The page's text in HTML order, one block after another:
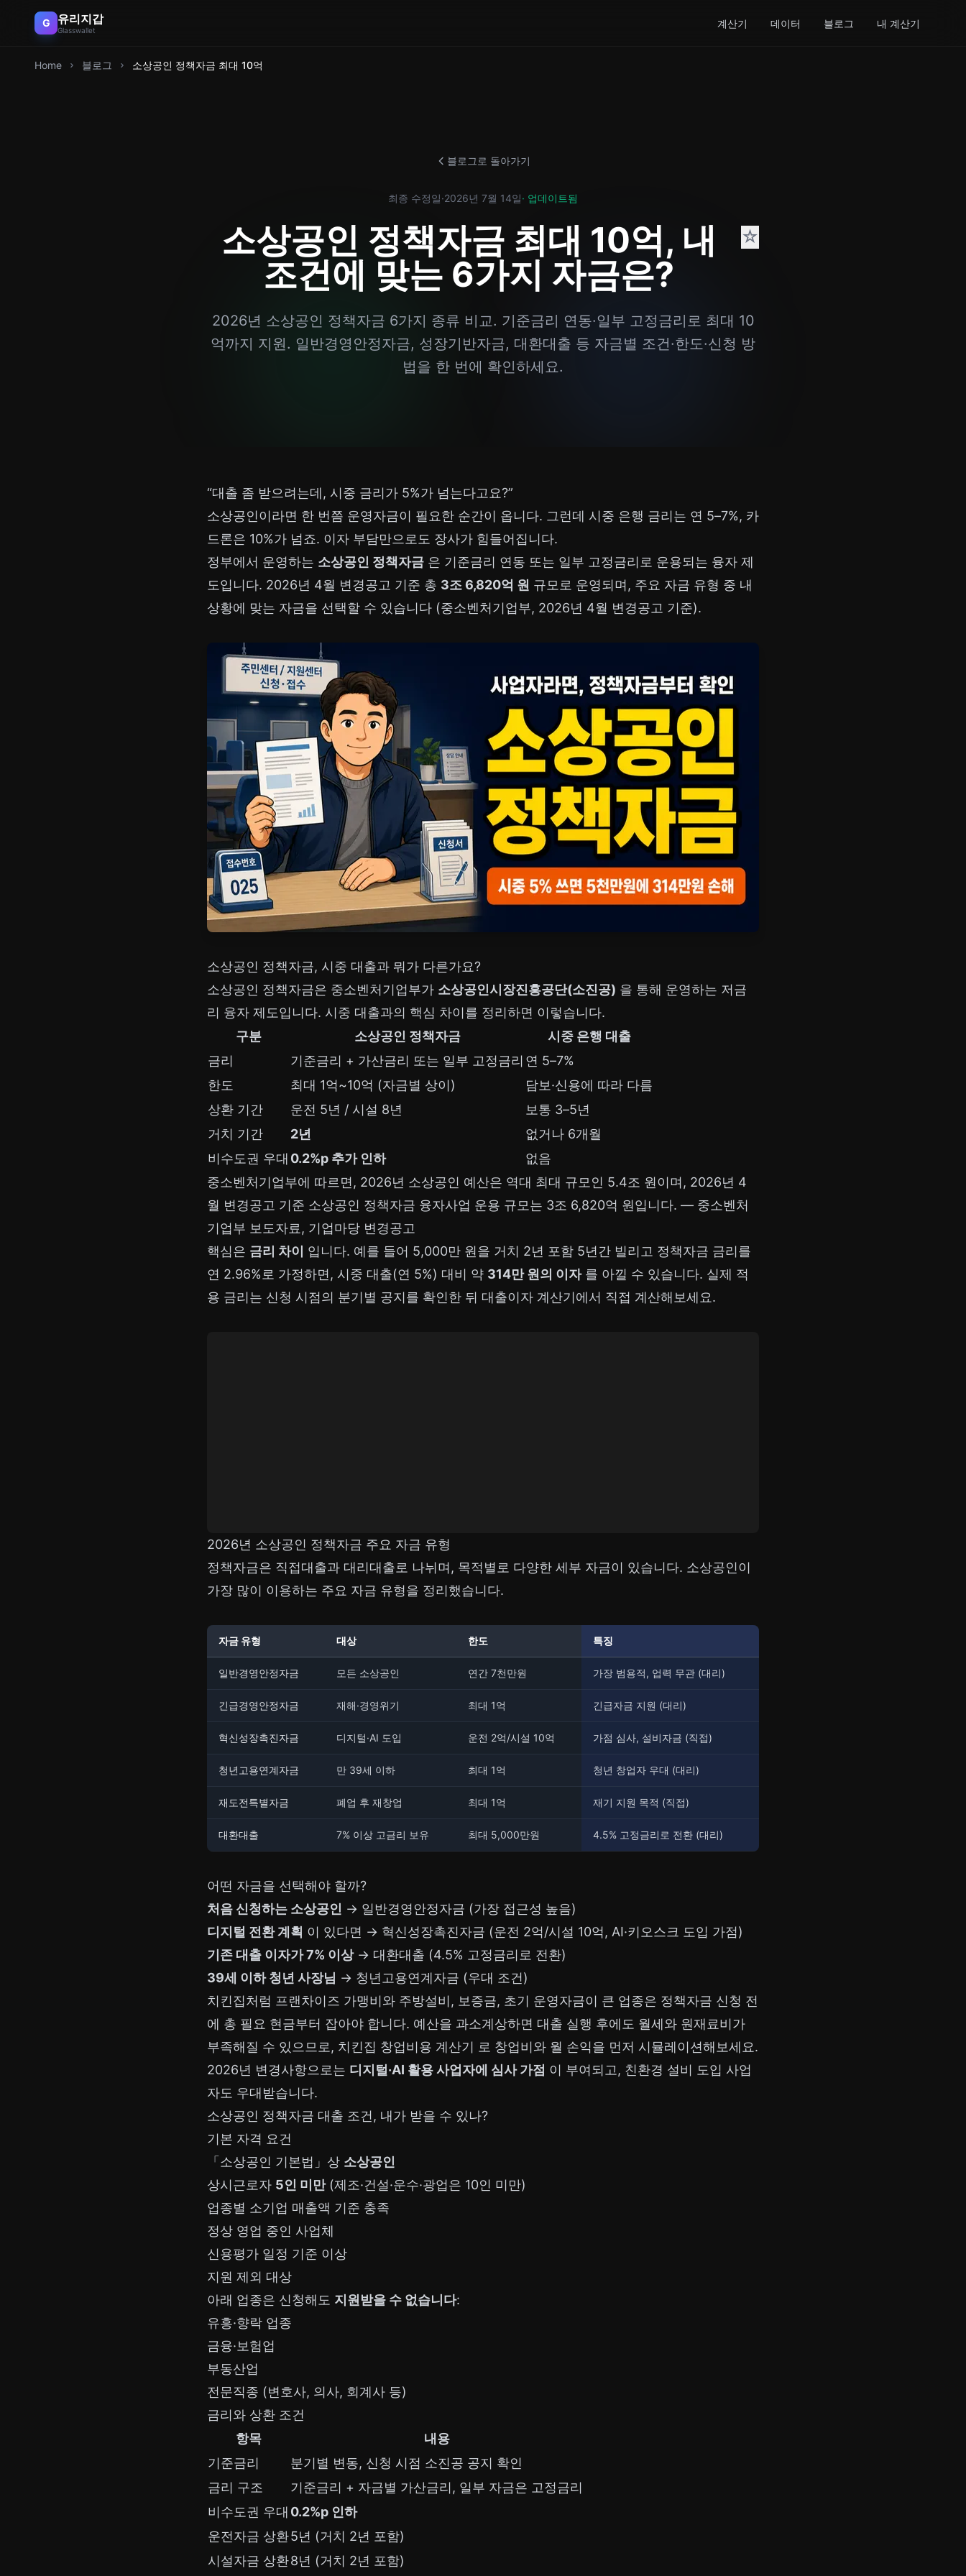
G 유리지갑
Glasswallet
계산기 데이터 블로그 내 계산기
Home 블로그 소상공인 정책자금 최대 10억
블로그로 돌아가기
최종 수정일·2026년 7월 14일· 업데이트됨
소상공인 정책자금 최대 10억, 내
조건에 맞는 6가지 자금은?
☆
2026년 소상공인 정책자금 6가지 종류 비교. 기준금리 연동·일부 고정금리로 최대 10
억까지 지원. 일반경영안정자금, 성장기반자금, 대환대출 등 자금별 조건·한도·신청 방
법을 한 번에 확인하세요.
“대출 좀 받으려는데, 시중 금리가 5%가 넘는다고요?”
소상공인이라면 한 번쯤 운영자금이 필요한 순간이 옵니다. 그런데 시중 은행 금리는 연 5–7%, 카
드론은 10%가 넘죠. 이자 부담만으로도 장사가 힘들어집니다.
정부에서 운영하는 소상공인 정책자금 은 기준금리 연동 또는 일부 고정금리로 운용되는 융자 제
도입니다. 2026년 4월 변경공고 기준 총 3조 6,820억 원 규모로 운영되며, 주요 자금 유형 중 내
상황에 맞는 자금을 선택할 수 있습니다 (중소벤처기업부, 2026년 4월 변경공고 기준).
소상공인 정책자금, 시중 대출과 뭐가 다른가요?
소상공인 정책자금은 중소벤처기업부가 소상공인시장진흥공단(소진공) 을 통해 운영하는 저금
리 융자 제도입니다. 시중 대출과의 핵심 차이를 정리하면 이렇습니다.
구분
소상공인 정책자금
시중 은행 대출
금리
기준금리 + 가산금리 또는 일부 고정금리 연 5–7%
한도
최대 1억~10억 (자금별 상이)
담보·신용에 따라 다름
상환 기간
운전 5년 / 시설 8년
보통 3–5년
거치 기간
2년
없거나 6개월
비수도권 우대 0.2%p 추가 인하
없음
중소벤처기업부에 따르면, 2026년 소상공인 예산은 역대 최대 규모인 5.4조 원이며, 2026년 4
월 변경공고 기준 소상공인 정책자금 융자사업 운용 규모는 3조 6,820억 원입니다. — 중소벤처
기업부 보도자료 , 기업마당 변경공고
핵심은 금리 차이
입니다. 예를 들어 5,000만 원을 거치 2년 포함 5년간 빌리고 정책자금 금리를
연 2.96%로 가정하면, 시중 대출(연 5%) 대비 약 314만 원의 이자를 아낄 수 있습니다. 실제 적
용 금리는 신청 시점의 분기별 공지를 확인한 뒤 대출이자 계산기에서 직접 계산해보세요.
2026년 소상공인 정책자금 주요 자금 유형
정책자금은 직접대출과 대리대출로 나뉘며, 목적별로 다양한 세부 자금이 있습니다. 소상공인이
가장 많이 이용하는 주요 자금 유형을 정리했습니다.
자금 유형 대상 한도 특징
일반경영안정자금 모든 소상공인 연간 7천만원 가장 범용적, 업력 무관 (대리)
긴급경영안정자금 재해·경영위기 최대 1억 긴급자금 지원 (대리)
혁신성장촉진자금 디지털·AI 도입 운전 2억/시설 10억 가점 심사, 설비자금 (직접)
청년고용연계자금 만 39세 이하 최대 1억 청년 창업자 우대 (대리)
재도전특별자금 폐업 후 재창업 최대 1억 재기 지원 목적 (직접)
대환대출 7% 이상 고금리 보유 최대 5,000만원 4.5% 고정금리로 전환 (대리)
어떤 자금을 선택해야 할까?
처음 신청하는 소상공인 → 일반경영안정자금 (가장 접근성 높음)
디지털 전환 계획 이 있다면 → 혁신성장촉진자금 (운전 2억/시설 10억, AI·키오스크 도입 가점)
기존 대출 이자가 7% 이상→ 대환대출 (4.5% 고정금리로 전환)
39세 이하 청년 사장님 → 청년고용연계자금 (우대 조건)
치킨집처럼 프랜차이즈 가맹비와 주방설비, 보증금, 초기 운영자금이 큰 업종은 정책자금 신청 전
에 총 필요 현금부터 잡아야 합니다. 예산을 과소계상하면 대출 실행 후에도 월세와 원재료비가
부족해질 수 있으므로, 치킨집 창업비용 계산기 로 창업비와 월 손익을 먼저 시뮬레이션해보세요.
2026년 변경사항으로는 디지털·AI 활용 사업자에 심사 가점 이 부여되고, 친환경 설비 도입 사업
자도 우대받습니다.
소상공인 정책자금 대출 조건, 내가 받을 수 있나?
기본 자격 요건
「소상공인 기본법」상 소상공인
상시근로자 5인 미만(제조·건설·운수·광업은 10인 미만)
업종별 소기업 매출액 기준 충족
정상 영업 중인 사업체
신용평가 일정 기준 이상
지원 제외 대상
아래 업종은 신청해도 지원받을 수 없습니다:
유흥·향락 업종
금융·보험업
부동산업
전문직종 (변호사, 의사, 회계사 등)
금리와 상환 조건
항목
내용
기준금리
분기별 변동, 신청 시점 소진공 공지 확인
금리 구조
기준금리 + 자금별 가산금리, 일부 자금은 고정금리
비수도권 우대 0.2%p 인하
운전자금 상환5년 (거치 2년 포함)
시설자금 상환8년 (거치 2년 포함)